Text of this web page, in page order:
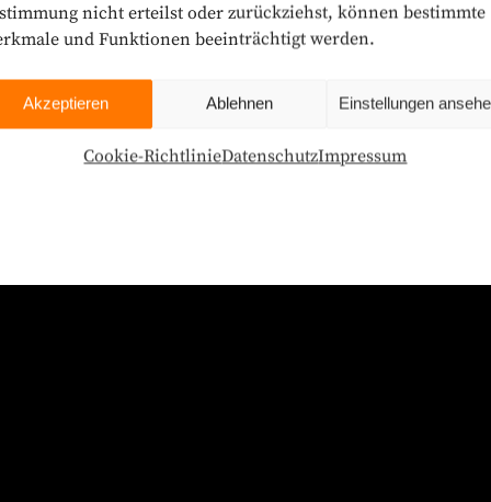
nicht erteilst oder zurückziehst, können bestimmte
und Funktionen beeinträchtigt werden.
Akzeptieren Ablehnen Einstellungen
Cookie-RichtlinieDatenschutzImpressum